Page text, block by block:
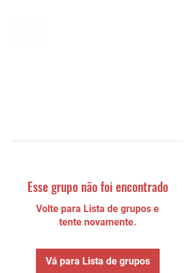
Esse grupo não foi encontrado
Volte para Lista de grupos e
tente novamente.
Vá para Lista de grupos